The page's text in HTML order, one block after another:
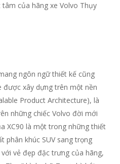
của hãng xe Volvo Thụy
ngôn ngữ thiết kế cũng
được xây dựng trên một nền
Product Architecture), là
những chiếc Volvo đời mới
XC90 là một trong những thiết
phân khúc SUV sang trọng
vẻ đẹp đặc trưng của hãng,